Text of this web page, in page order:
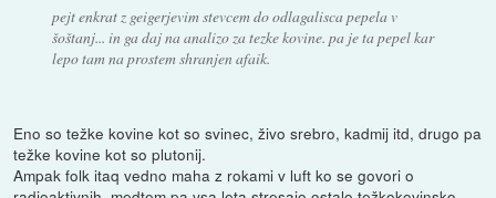
pejt enkrat z geigerjevim stevcem do odlagalisca pepela v
šoštanj... in ga daj na analizo za tezke kovine. pa je ta pepel kar
lepo tam na prostem shranjen afaik.
Eno so težke kovine kot so svinec, živo srebro, kadmij itd, drugo pa
težke kovine kot so plutonij.
Ampak folk itaq vedno maha z rokami v luft ko se govori o